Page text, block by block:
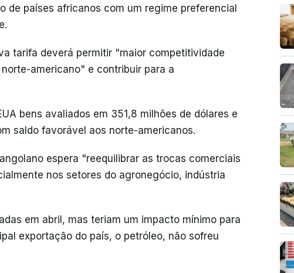
de países africanos com um regime preferencial
tarifa deverá permitir "maior competitividade
americano" e contribuir para a
bens avaliados em 351,8 milhões de dólares e
saldo favorável aos norte-americanos.
espera "reequilibrar as trocas comerciais
nos setores do agronegócio, indústria
em abril, mas teriam um impacto mínimo para
exportação do país, o petróleo, não sofreu